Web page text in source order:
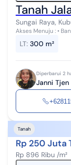
Tanah
Sungai Raya,
Akses Menuju : •
LT: 300 m²
Diperbarui 2
Janni Tjen
Tanah
Rp 250 Juta
Rp 896 Ribu /m²